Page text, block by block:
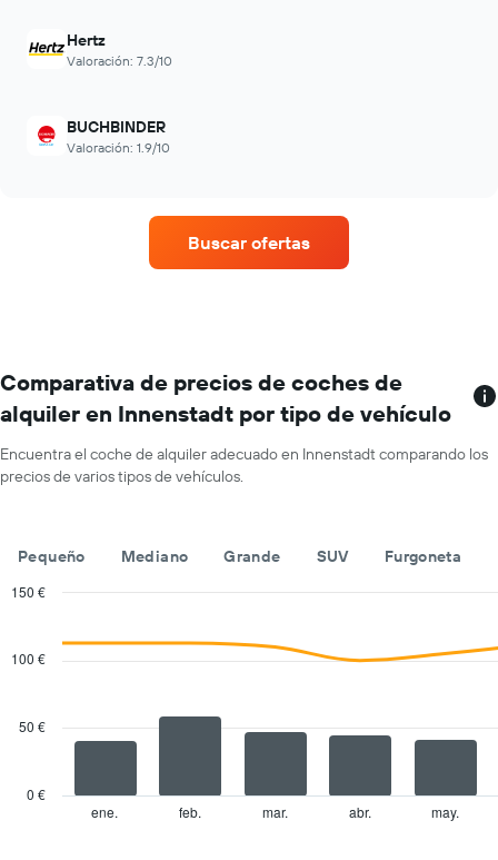
Hertz
Valoración: 7.3/10
BUCHBINDER
Valoración: 1.9/10
Buscar ofertas
Comparativa de precios de coches de
alquiler en Innenstadt por tipo de vehículo
Encuentra el coche de alquiler adecuado en Innenstadt comparando los
precios de varios tipos de vehículos.
Pequeño Mediano Grande SUV Furgoneta
with
ene. feb. mar. abr. may.
0 €
50 €
100 €
150 €